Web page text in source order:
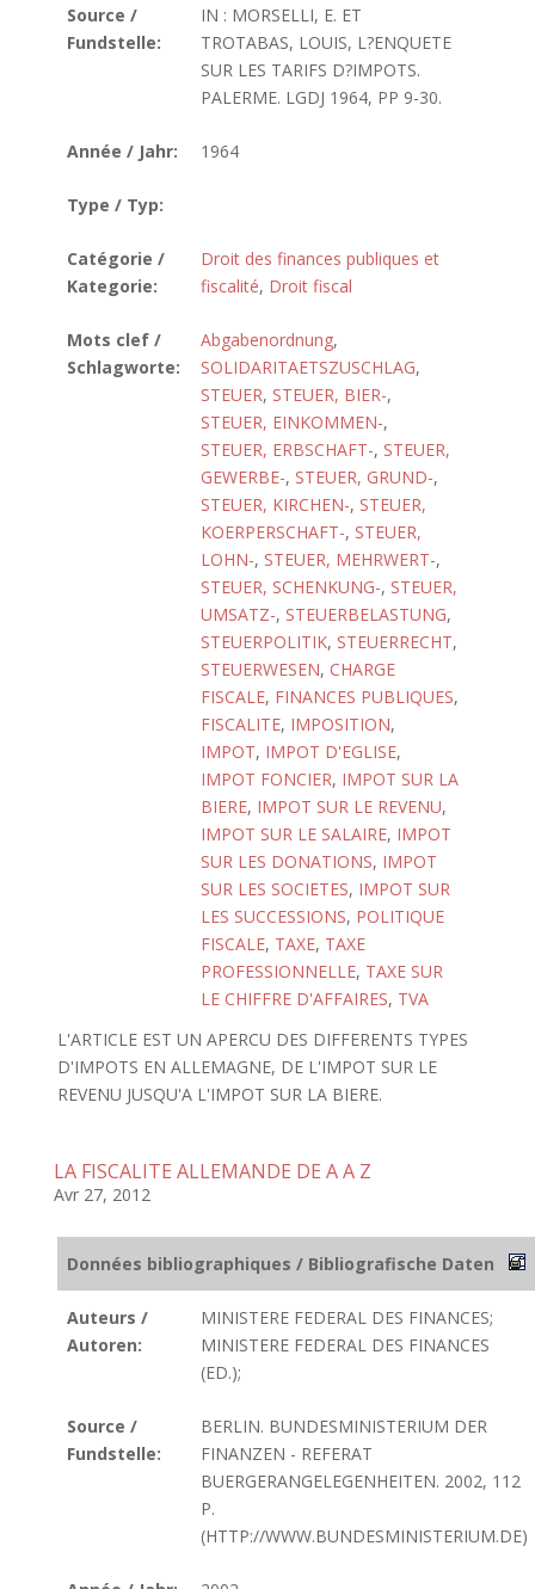
Source /
Fundstelle:
IN : MORSELLI, E. ET
TROTABAS, LOUIS, L?ENQUETE
SUR LES TARIFS D?IMPOTS.
PALERME. LGDJ 1964, PP 9-30.
Année / Jahr: 1964
Type / Typ:
Catégorie /
Kategorie:
Droit des finances publiques et
fiscalité, Droit fiscal
Mots clef /
Schlagworte:
Abgabenordnung,
SOLIDARITAETSZUSCHLAG,
STEUER, STEUER, BIER-,
STEUER, EINKOMMEN-,
STEUER, ERBSCHAFT-, STEUER,
GEWERBE-, STEUER, GRUND-,
STEUER, KIRCHEN-, STEUER,
KOERPERSCHAFT-, STEUER,
LOHN-, STEUER, MEHRWERT-,
STEUER, SCHENKUNG-, STEUER,
UMSATZ-, STEUERBELASTUNG,
STEUERPOLITIK, STEUERRECHT,
STEUERWESEN, CHARGE
FISCALE, FINANCES PUBLIQUES,
FISCALITE, IMPOSITION,
IMPOT, IMPOT D'EGLISE,
IMPOT FONCIER, IMPOT SUR LA
BIERE, IMPOT SUR LE REVENU,
IMPOT SUR LE SALAIRE, IMPOT
SUR LES DONATIONS, IMPOT
SUR LES SOCIETES, IMPOT SUR
LES SUCCESSIONS, POLITIQUE
FISCALE, TAXE, TAXE
PROFESSIONNELLE, TAXE SUR
LE CHIFFRE D'AFFAIRES, TVA
L'ARTICLE EST UN APERCU DES DIFFERENTS TYPES
D'IMPOTS EN ALLEMAGNE, DE L'IMPOT SUR LE
REVENU JUSQU'A L'IMPOT SUR LA BIERE.
LA FISCALITE ALLEMANDE DE A A Z
Avr 27, 2012
Données bibliographiques / Bibliografische Daten
Auteurs /
Autoren:
MINISTERE FEDERAL DES FINANCES;
MINISTERE FEDERAL DES FINANCES
(ED.);
Source /
Fundstelle:
BERLIN. BUNDESMINISTERIUM DER
FINANZEN - REFERAT
BUERGERANGELEGENHEITEN. 2002, 112
P.
(HTTP://WWW.BUNDESMINISTERIUM.DE)